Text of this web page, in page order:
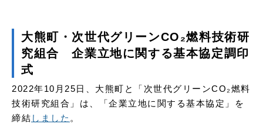
大熊町・次世代グリーンCO₂燃料技術研
究組合 企業立地に関する基本協定調印
式
2022年10月25日、大熊町と「次世代グリーンCO₂燃料
技術研究組合」は、「企業立地に関する基本協定」を
締結 しました 。